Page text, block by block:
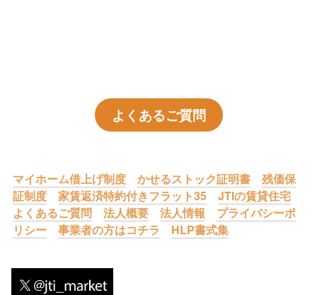
よくあるご質問
マイホーム借上げ制度 かせるストック証明書
残価保
証制度
家賃返済特約付きフラット35
JTIの賃貸住宅
よくあるご質問
法人概要 法人情報
プライバシーポ
リシー
事業者の方はコチラ HLP書式集